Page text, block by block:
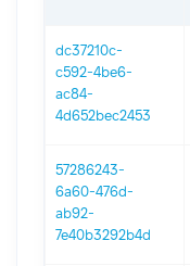
dc37210c-
c592-4be6-
ac84-
4d652bec2453
57286243-
6a60-476d-
ab92-
7e40b3292b4d